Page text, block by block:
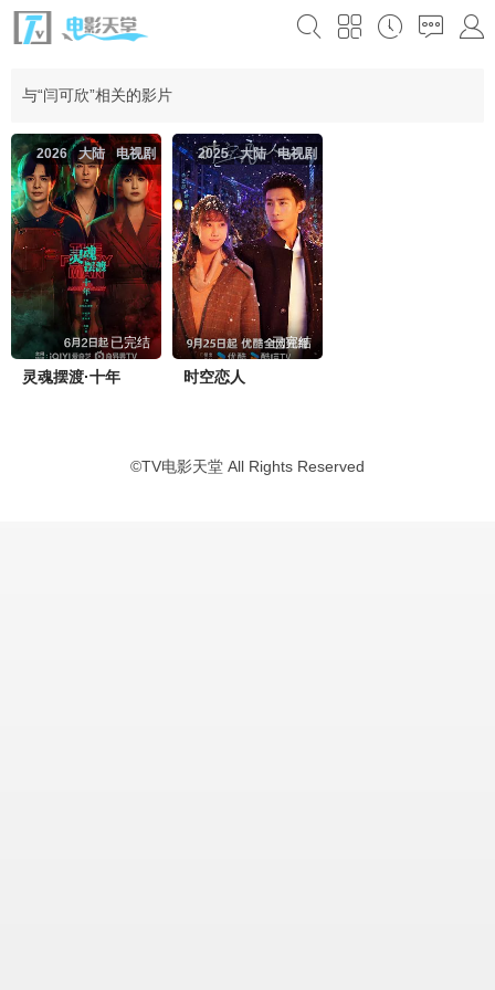
与“闫可欣”相关的影片
电视剧
大陆
2026
已完结
灵魂摆渡·十年
电视剧
大陆
2025
已完结
时空恋人
©TV电影天堂 All Rights Reserved